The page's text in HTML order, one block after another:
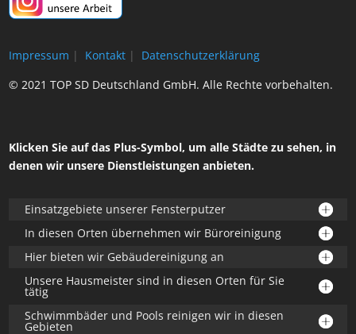
Impressum | Kontakt |
Datenschutzerklärung
© 2021 TOP SD Deutschland GmbH. Alle Rechte vorbehalten.
Klicken Sie auf das Plus-Symbol, um alle Städte zu sehen, in
denen wir unsere Dienstleistungen anbieten.
Einsatzgebiete unserer Fensterputzer
In diesen Orten übernehmen wir Büroreinigung
Hier bieten wir Gebäudereinigung an
Unsere Hausmeister sind in diesen Orten für Sie
tätig
Schwimmbäder und Pools reinigen wir in diesen
Gebieten